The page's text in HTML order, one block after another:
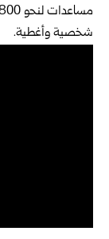
شخصية وأغطية.